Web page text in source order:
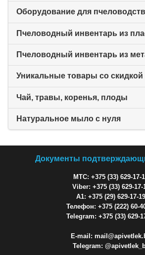
Оборудование для
Пчеловодный инвентарь из
Уникальные товары со скидкой
Чай, травы, коренья, плоды
Натуральное мыло с нуля
Документы
МТС: +375 (33) 629-17-
Viber: +375 (33) 629-17-
A1: +375 (29) 629-17-19
Телефон: +375 (222) 60-
Telegram: +375 (33) 629-
E-mail:
Telegram: